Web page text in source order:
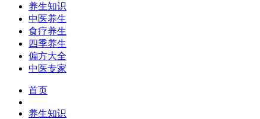
养生知识
中医养生
食疗养生
四季养生
偏方大全
中医专家
首页
养生知识